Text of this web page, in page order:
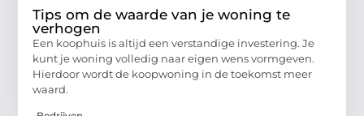
Tips om de waarde van je woning te
verhogen
Een koophuis is altijd een verstandige investering. Je
kunt je woning volledig naar eigen wens vormgeven.
Hierdoor wordt de koopwoning in de toekomst meer
waard.